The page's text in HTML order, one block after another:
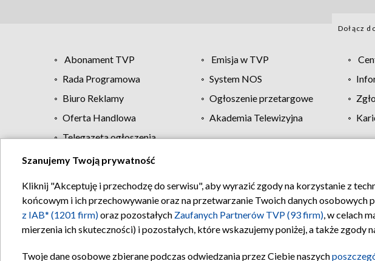
Dołącz
Abonament TVP Emisja w TVP
Rada Programowa
System NOS
Biuro Reklamy
Ogłoszenie przetargowe
Oferta Handlowa
Akademia Telewizyjna
Telegazeta ogłoszenia
Regulamin TVP Polityka prywatności
Szanujemy Twoją prywatność
Kliknij "Akceptuję i przechodzę do serwisu", aby wyrazić zgody na korzystanie z
końcowym i ich przechowywanie oraz na przetwarzanie Twoich danych osobowych
z IAB* (1201 firm)oraz pozostałych Zaufanych Partnerów TVP (93 firm), w celach
mierzenia ich skuteczności) i pozostałych, które wskazujemy poniżej, a także
Twoje dane osobowe zbierane podczas odwiedzania przez Ciebie naszych